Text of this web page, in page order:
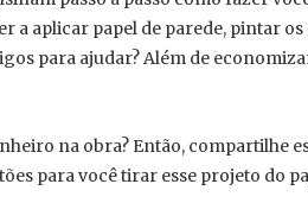
a aplicar papel de parede, pintar
para ajudar? Além de
na obra? Então, compartilhe
para você tirar esse projeto do